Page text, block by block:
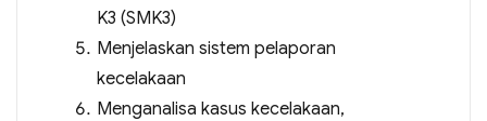
K3 (SMK3)
Menjelaskan sistem pelaporan
kecelakaan
Menganalisa kasus kecelakaan,